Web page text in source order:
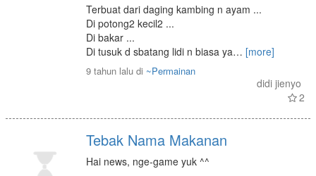
Terbuat dari daging kambing n ayam ...
Di potong2 kecil2 ...
Di bakar ...
Di tusuk d sbatang lidi n biasa ya… [more]
9 tahun lalu di ~Permainan
didi jienyo
2
Tebak Nama Makanan
Hai news, nge-game yuk ^^